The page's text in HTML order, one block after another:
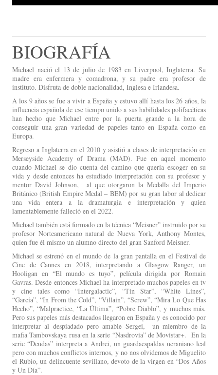
BIOGRAFÍA
Michael nació el 13 de julio de 1983 en Liverpool, Inglaterra. Su
madre era enfermera y comadrona, y su padre era profesor de
instituto. Disfruta de doble nacionalidad, Inglesa e Irlandesa.
A los 9 años se fue a vivir a España y estuvo allí hasta los 26 años, la
influencia española de ese tiempo unido a sus habilidades polifacéticas
han hecho que Michael entre por la puerta grande a la hora de
conseguir una gran variedad de papeles tanto en España como en
Europa.
Regreso a Inglaterra en el 2010 y asistió a clases de interpretación en
Merseyside Academy of Drama (MAD). Fue en aquel momento
cuando Michael se dio cuenta del camino que quería escoger en su
vida y desde entonces ha estudiado interpretación con su profesor y
mentor David Johnson, al que otorgaron la Medalla del Imperio
Británico (British Empire Medal – BEM) por su gran labor al dedicar
una vida entera a la dramaturgia e interpretación y quien
lamentablemente falleció en el 2022.
Michael también está formado en la técnica “Meisner” instruido por su
profesor Norteamericano natural de Nueva York, Anthony Montes,
quien fue él mismo un alumno directo del gran Sanford Meisner.
Michael se estrenó en el mundo de la gran pantalla en el Festival de
Cine de Cannes en 2018, interpretando a Glasgow Ranger, un
Hooligan en “El mundo es tuyo”, película dirigida por Romain
Gavras. Desde entonces Michael ha interpretado muchos papeles en tv
y cine tales como “Intergalactic”, “Tin Star”, “White Lines”,
“García”, “In From the Cold”, “Villain”, “Screw”, “Mira Lo Que Has
Hecho”, “Malpractice, “La Última”, “Pobre Diablo”, y muchos más.
Pero sus papeles más destacados llegaron en España y es conocido por
interpretar al despiadado pero amable Sergei, un miembro de la
mafia Tambovskaya rusa en la serie “Nasdrovia” de Movistar+. En la
serie “Deudas” interpreta a Andrei, un guardaespaldas ucraniano leal
pero con muchos conflictos internos, y no nos olvidemos de Miguelito
el Rubio, un delincuente sevillano, devoto de la virgen en “Dos Años
y Un Día”.